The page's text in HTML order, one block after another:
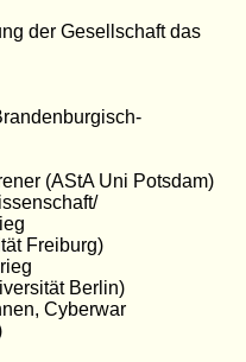
der Gesellschaft das
(AStA Uni Potsdam)
Freiburg)
Berlin)
Cyberwar